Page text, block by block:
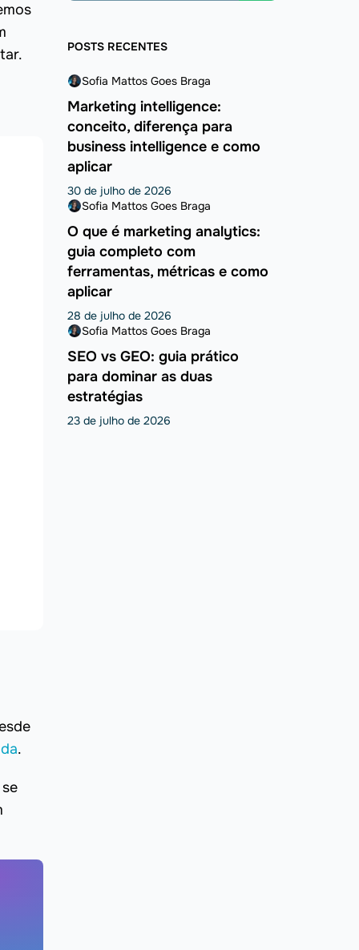
.
POSTS RECENTES
Sofia Mattos Goes Braga
Marketing intelligence:
conceito, diferença para
business intelligence e como
aplicar
30 de julho de 2026
Sofia Mattos Goes Braga
O que é marketing analytics:
guia completo com
ferramentas, métricas e como
aplicar
28 de julho de 2026
Sofia Mattos Goes Braga
SEO vs GEO: guia prático
para dominar as duas
estratégias
23 de julho de 2026